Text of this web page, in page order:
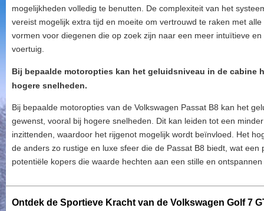
mogelijkheden volledig te benutten. De complexiteit van het
vereist mogelijk extra tijd en moeite om vertrouwd te raken met
vormen voor diegenen die op zoek zijn naar een meer intuïtieve
voertuig.
Bij bepaalde motoropties kan het geluidsniveau in de cabine
hogere snelheden.
Bij bepaalde motoropties van de Volkswagen Passat B8 kan het
gewenst, vooral bij hogere snelheden. Dit kan leiden tot een
inzittenden, waardoor het rijgenot mogelijk wordt beïnvloed. Het
de anders zo rustige en luxe sfeer die de Passat B8 biedt, wat een
potentiële kopers die waarde hechten aan een stille en
Ontdek de Sportieve Kracht van de Volkswagen Golf 7